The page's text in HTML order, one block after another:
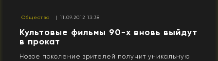
Общество | 11.09.2012 13:38
Культовые фильмы 90-х вновь выйдут
в прокат
Новое поколение зрителей получит уникальную